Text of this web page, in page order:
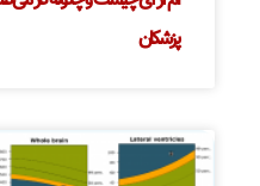
پزشکان